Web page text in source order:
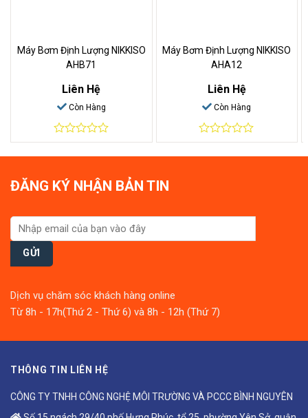
Máy Bơm Định Lượng NIKKISO
AHB71
Liên Hệ
Còn Hàng
0
out
Máy Bơm Định Lượng NIKKISO
AHA12
Liên Hệ
Còn Hàng
0
out
ĐĂNG KÝ NHẬN BẢN TIN
Dịch vụ chăm sóc khách hàng online
Từ 8h - 17h(Thứ 2 - Thứ 6) và 8h - 12h (Thứ 7)
THÔNG TIN LIÊN HỆ
CÔNG TY TNHH CÔNG NGHỆ MÔI TRƯỜNG VÀ PCCC BÌNH NGUYÊN